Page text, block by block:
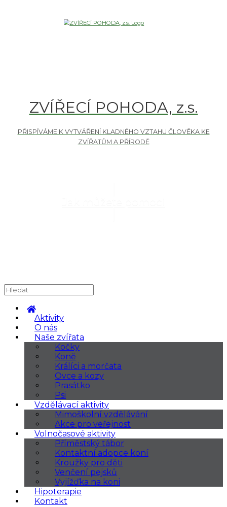
ZVÍŘECÍ POHODA, z.s.
Aktivity
O nás
Naše zvířata
Kočky
Koně
Králíci a morčata
Ovce a kozy
Prasátko
Psi
Vzdělávací aktivity
Mimoškolní vzdělávání
Akce pro veřejnost
Volnočasové aktivity
Příměstský tábor
Kontaktní adopce koní
Kroužky pro děti
Venčení pejsků
Vyjížďka na koni
Hipoterapie
Kontakt